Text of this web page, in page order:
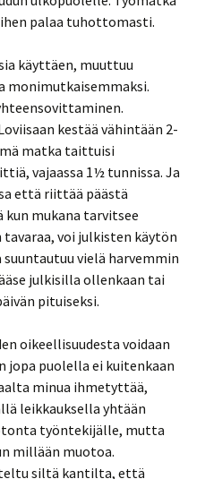
palaa tuhottomasti.
käyttäen, muuttuu
monimutkaisemmaksi.
kestää vähintään 2-
matka taittuisi
vajaassa 1½ tunnissa. Ja
että riittää päästä
kun mukana tarvitsee
voi julkisten käytön
vielä harvemmin
julkisilla ollenkaan tai
pituiseksi.
oikeellisuudesta voidaan
jopa puolella ei kuitenkaan
minua ihmetyttää,
leikkauksella yhtään
työntekijälle, mutta
millään muotoa.
siltä kantilta, että